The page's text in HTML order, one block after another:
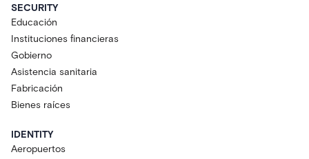
SECURITY
Educación
Instituciones financieras
Gobierno
Asistencia sanitaria
Fabricación
Bienes raíces
IDENTITY
Aeropuertos